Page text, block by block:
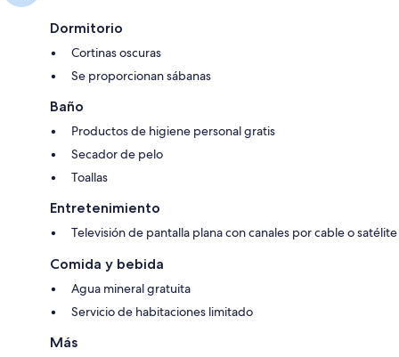
Dormitorio
Cortinas oscuras
Se proporcionan sábanas
Baño
Productos de higiene personal gratis
Secador de pelo
Toallas
Entretenimiento
Televisión de pantalla plana con canales por cable o satélite
Comida y bebida
Agua mineral gratuita
Servicio de habitaciones limitado
Más